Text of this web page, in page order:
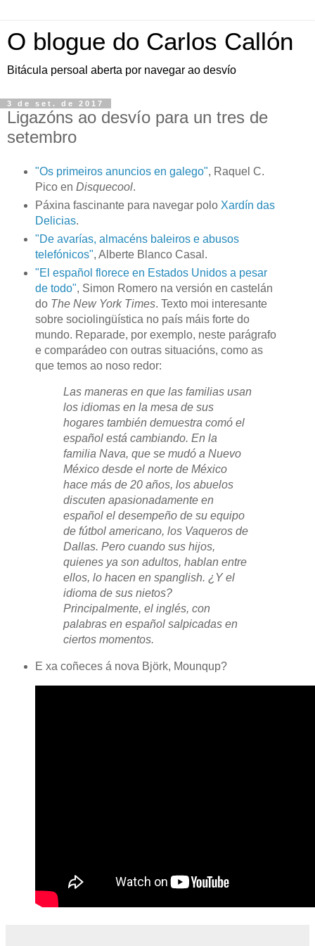
O blogue do Carlos Callón
Bitácula persoal aberta por navegar ao desvío
3 de set. de 2017
Ligazóns ao desvío para un tres de
setembro
"Os primeiros anuncios en galego", Raquel C.
Pico en Disquecool.
Páxina fascinante para navegar polo Xardín das
Delicias.
"De avarías, almacéns baleiros e abusos
telefónicos", Alberte Blanco Casal.
"El español florece en Estados Unidos a pesar
de todo", Simon Romero na versión en castelán
do The New York Times. Texto moi interesante
sobre sociolingüística no país máis forte do
mundo. Reparade, por exemplo, neste parágrafo
e comparádeo con outras situacións, como as
que temos ao noso redor:
Las maneras en que las familias usan
los idiomas en la mesa de sus
hogares también demuestra comó el
español está cambiando. En la
familia Nava, que se mudó a Nuevo
México desde el norte de México
hace más de 20 años, los abuelos
discuten apasionadamente en
español el desempeño de su equipo
de fútbol americano, los Vaqueros de
Dallas. Pero cuando sus hijos,
quienes ya son adultos, hablan entre
ellos, lo hacen en spanglish. ¿Y el
idioma de sus nietos?
Principalmente, el inglés, con
palabras en español salpicadas en
ciertos momentos.
E xa coñeces á nova Björk, Mounqup?